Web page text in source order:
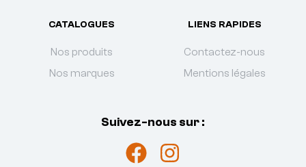
CATALOGUES
Nos produits
Nos marques
LIENS RAPIDES
Contactez-nous
Mentions légales
Suivez-nous sur :